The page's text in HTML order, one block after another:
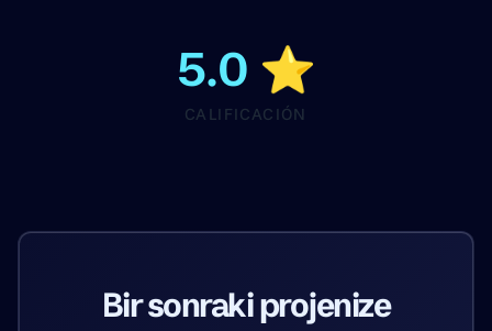
5.0 ⭐
CALIFICACIÓN
Bir sonraki projenize